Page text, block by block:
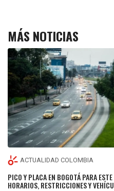
MÁS NOTICIAS
ACTUALIDAD COLOMBIA
PICO Y PLACA EN BOGOTÁ PARA
HORARIOS, RESTRICCIONES Y